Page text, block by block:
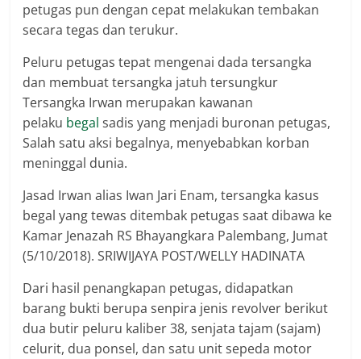
petugas pun dengan cepat melakukan tembakan
secara tegas dan terukur.
Peluru petugas tepat mengenai dada tersangka
dan membuat tersangka jatuh tersungkur
Tersangka Irwan merupakan kawanan
pelaku begal sadis yang menjadi buronan petugas,
Salah satu aksi begalnya, menyebabkan korban
meninggal dunia.
Jasad Irwan alias Iwan Jari Enam, tersangka kasus
begal yang tewas ditembak petugas saat dibawa ke
Kamar Jenazah RS Bhayangkara Palembang, Jumat
(5/10/2018). SRIWIJAYA POST/WELLY HADINATA
Dari hasil penangkapan petugas, didapatkan
barang bukti berupa senpira jenis revolver berikut
dua butir peluru kaliber 38, senjata tajam (sajam)
celurit, dua ponsel, dan satu unit sepeda motor